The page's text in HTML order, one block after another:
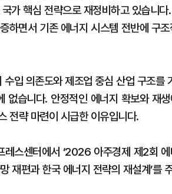
가 핵심 전략으로 재정비하고 있습니
하면서 기존 에너지 시스템 전반에 구조
입 의존도와 제조업 중심 산업 구조를
습니다. 안정적인 에너지 확보와 재생
전략 마련이 시급한 이유입니다.
스센터에서 ‘2026 아주경제 제2회 에
재편과 한국 에너지 전략의 재설계’를